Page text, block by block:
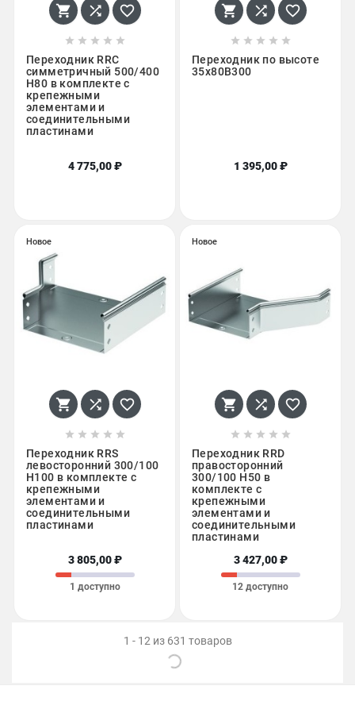
  
    
Переходник RRC
симметричный 500/400
H80 в комплекте с
крепежными
элементами и
соединительными
пластинами
4 775,00 ₽
  
    
Переходник по высоте
35х80B300
1 395,00 ₽
Новое
  
    
Переходник RRS
левосторонний 300/100
H100 в комплекте с
крепежными
элементами и
соединительными
пластинами
3 805,00 ₽
1 доступно
Новое
  
    
Переходник RRD
правосторонний
300/100 H50 в
комплекте с
крепежными
элементами и
соединительными
пластинами
3 427,00 ₽
12 доступно
1 - 12 из 631 товаров